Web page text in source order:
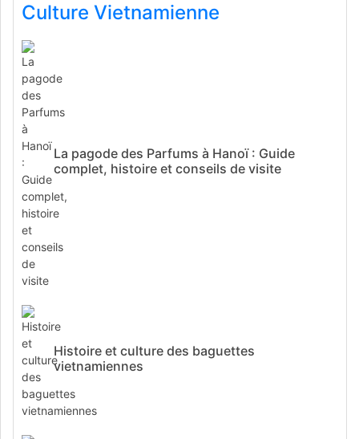
Culture Vietnamienne
La pagode des Parfums à Hanoï : Guide
complet, histoire et conseils de visite
Histoire et culture des baguettes
vietnamiennes